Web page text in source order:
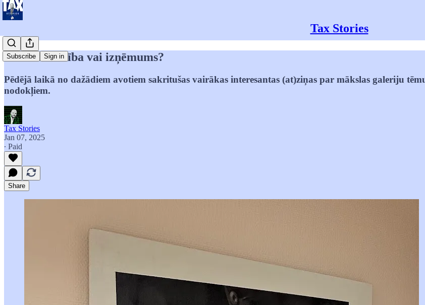
Tax Stories
Subscribe Sign in
Likumsakarība vai izņēmums?
Pēdējā laikā no dažādiem avotiem sakritušas vairākas interesantas (at)ziņas par mākslas galeriju
nodokļiem.
Tax Stories
Jan 07, 2025
∙ Paid
Share